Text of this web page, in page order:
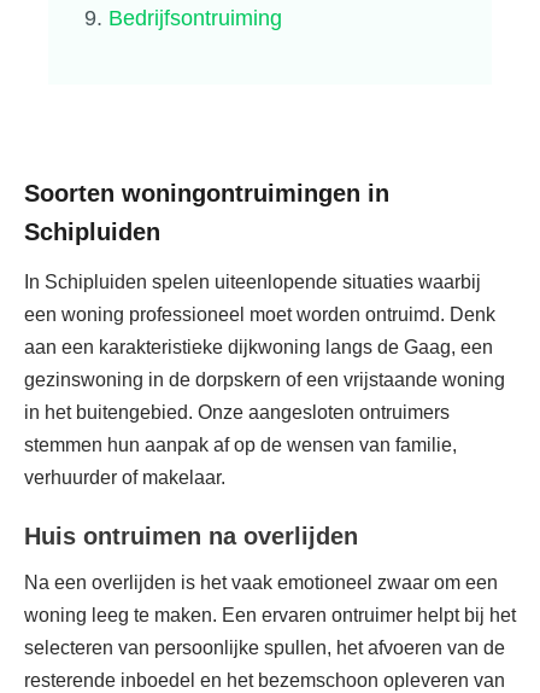
Bedrijfsontruiming
Soorten woningontruimingen in
Schipluiden
In Schipluiden spelen uiteenlopende situaties waarbij
een woning professioneel moet worden ontruimd. Denk
aan een karakteristieke dijkwoning langs de Gaag, een
gezinswoning in de dorpskern of een vrijstaande woning
in het buitengebied. Onze aangesloten ontruimers
stemmen hun aanpak af op de wensen van familie,
verhuurder of makelaar.
Huis ontruimen na overlijden
Na een overlijden is het vaak emotioneel zwaar om een
woning leeg te maken. Een ervaren ontruimer helpt bij het
selecteren van persoonlijke spullen, het afvoeren van de
resterende inboedel en het bezemschoon opleveren van